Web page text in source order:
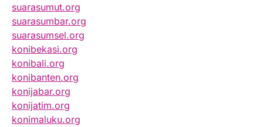
suarasumut.org
suarasumbar.org
suarasumsel.org
konibekasi.org
konibali.org
konibanten.org
konijabar.org
konijatim.org
konimaluku.org